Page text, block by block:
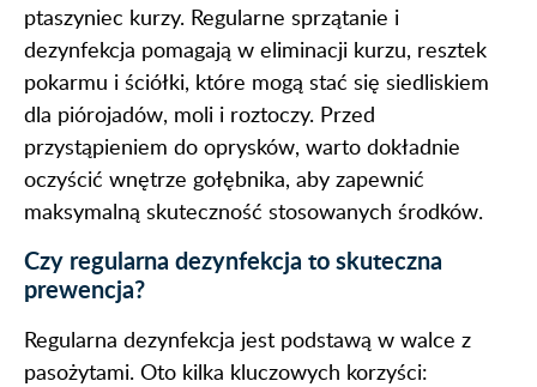
ptaszyniec kurzy. Regularne sprzątanie i
dezynfekcja pomagają w eliminacji kurzu, resztek
pokarmu i ściółki, które mogą stać się siedliskiem
dla piórojadów, moli i roztoczy. Przed
przystąpieniem do oprysków, warto dokładnie
oczyścić wnętrze gołębnika, aby zapewnić
maksymalną skuteczność stosowanych środków.
Czy regularna dezynfekcja to skuteczna
prewencja?
Regularna dezynfekcja jest podstawą w walce z
pasożytami. Oto kilka kluczowych korzyści: